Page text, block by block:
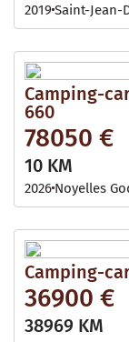
2019 Saint-Jean-
Camping-car
660
78050 €
10 KM
2026 Noyelles
Camping-car
36900 €
38969 KM